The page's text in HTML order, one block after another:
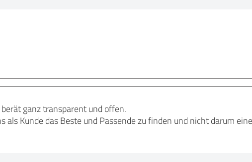
ganz transparent und offen.
als Kunde das Beste und Passende zu finden und nicht darum